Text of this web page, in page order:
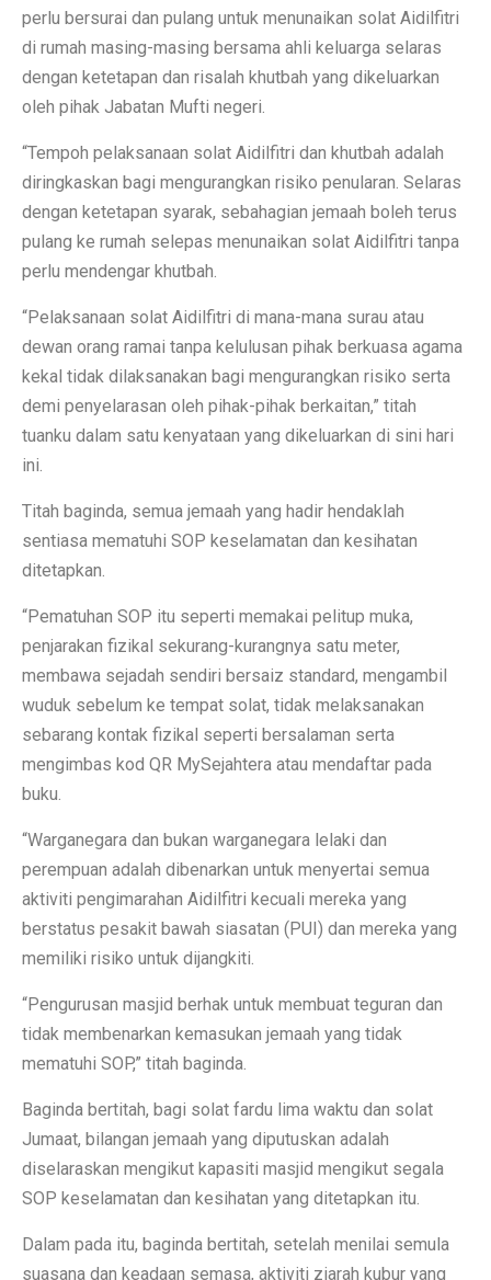
perlu bersurai dan pulang untuk menunaikan solat Aidilfitri
di rumah masing-masing bersama ahli keluarga selaras
dengan ketetapan dan risalah khutbah yang dikeluarkan
oleh pihak Jabatan Mufti negeri.
“Tempoh pelaksanaan solat Aidilfitri dan khutbah adalah
diringkaskan bagi mengurangkan risiko penularan. Selaras
dengan ketetapan syarak, sebahagian jemaah boleh terus
pulang ke rumah selepas menunaikan solat Aidilfitri tanpa
perlu mendengar khutbah.
“Pelaksanaan solat Aidilfitri di mana-mana surau atau
dewan orang ramai tanpa kelulusan pihak berkuasa agama
kekal tidak dilaksanakan bagi mengurangkan risiko serta
demi penyelarasan oleh pihak-pihak berkaitan,” titah
tuanku dalam satu kenyataan yang dikeluarkan di sini hari
ini.
Titah baginda, semua jemaah yang hadir hendaklah
sentiasa mematuhi SOP keselamatan dan kesihatan
ditetapkan.
“Pematuhan SOP itu seperti memakai pelitup muka,
penjarakan fizikal sekurang-kurangnya satu meter,
membawa sejadah sendiri bersaiz standard, mengambil
wuduk sebelum ke tempat solat, tidak melaksanakan
sebarang kontak fizikal seperti bersalaman serta
mengimbas kod QR MySejahtera atau mendaftar pada
buku.
“Warganegara dan bukan warganegara lelaki dan
perempuan adalah dibenarkan untuk menyertai semua
aktiviti pengimarahan Aidilfitri kecuali mereka yang
berstatus pesakit bawah siasatan (PUI) dan mereka yang
memiliki risiko untuk dijangkiti.
“Pengurusan masjid berhak untuk membuat teguran dan
tidak membenarkan kemasukan jemaah yang tidak
mematuhi SOP,” titah baginda.
Baginda bertitah, bagi solat fardu lima waktu dan solat
Jumaat, bilangan jemaah yang diputuskan adalah
diselaraskan mengikut kapasiti masjid mengikut segala
SOP keselamatan dan kesihatan yang ditetapkan itu.
Dalam pada itu, baginda bertitah, setelah menilai semula
suasana dan keadaan semasa, aktiviti ziarah kubur yang